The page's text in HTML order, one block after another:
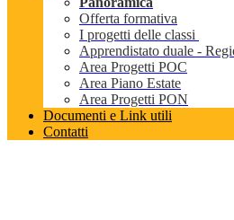
Offerta formativa
I progetti delle classi
Apprendistato duale -
Area Progetti POC
Area Piano Estate
Area Progetti PON
Documenti e Link utili
Contatti